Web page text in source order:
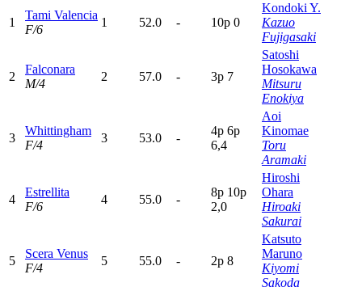
1
Tami Valencia
F/6
1 52.0 - 10p 0
Kondoki Y.
Kazuo
Fujigasaki
2
Falconara
M/4
2 57.0 - 3p 7
Satoshi
Hosokawa
Mitsuru
Enokiya
3
Whittingham
F/4
3 53.0 -
4p 6p
6,4
Aoi
Kinomae
Toru
Aramaki
4
Estrellita
F/6
4 55.0 -
8p 10p
2,0
Hiroshi
Ohara
Hiroaki
Sakurai
5
Scera Venus
F/4
5 55.0 - 2p 8
Katsuto
Maruno
Kiyomi
Sakoda